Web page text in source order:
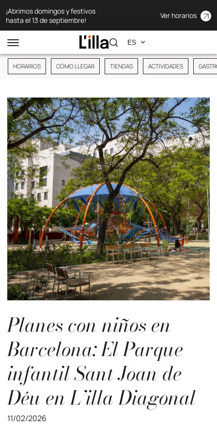
¡Abrimos domingos y festivos
hasta el 13 de septiembre!
Ver horarios
HORARIOS CÓMO LLEGAR TIENDAS ACTIVIDADES
Planes con niños en
Barcelona: El Parque
infantil Sant Joan de
Déu en L’illa Diagonal
11/02/2026